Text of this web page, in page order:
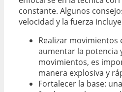
constante. Algunos
velocidad y la fuerza
Realizar movimientos
aumentar la potencia
movimientos, es
manera explosiva y
Fortalecer la base: